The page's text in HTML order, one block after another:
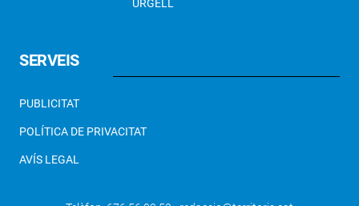
URGELL
SERVEIS
PUBLICITAT
POLÍTICA DE PRIVACITAT
AVÍS LEGAL